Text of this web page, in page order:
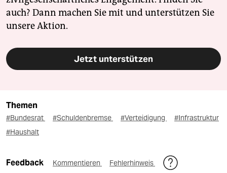
auch? Dann machen Sie mit und unterstützen Sie
unsere Aktion.
Jetzt unterstützen
Themen
#Bundesrat #Schuldenbremse #Verteidigung
#Infrastruktur
#Haushalt
Feedback Kommentieren Fehlerhinweis